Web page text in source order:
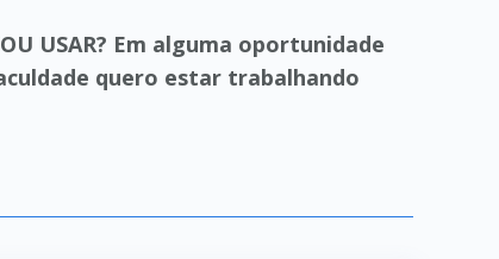
USAR? Em alguma oportunidade
quero estar trabalhando